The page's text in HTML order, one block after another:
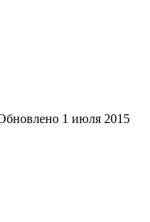
1 июля 2015